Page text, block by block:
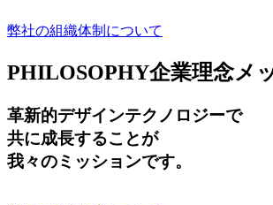
弊社の組織体制について
PHILOSOPHY企業理念メ
革新的デザインテクノロジーで
共に成長することが
我々のミッションです。